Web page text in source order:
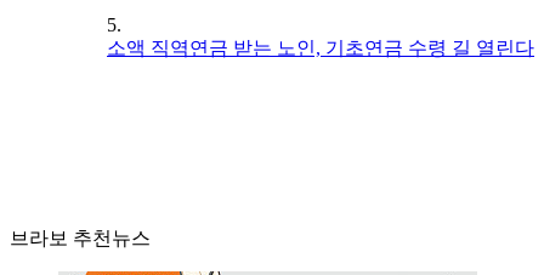
5.
소액 직역연금 받는 노인, 기초연금 수령 길 열린다
브라보 추천뉴스